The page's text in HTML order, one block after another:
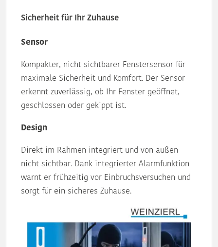
Sicherheit für Ihr Zuhause
Sensor
Kompakter, nicht sichtbarer Fenstersensor für
maximale Sicherheit und Komfort. Der Sensor
erkennt zuverlässig, ob Ihr Fenster geöffnet,
geschlossen oder gekippt ist.
Design
Direkt im Rahmen integriert und von außen
nicht sichtbar. Dank integrierter Alarmfunktion
warnt er frühzeitig vor Einbruchsversuchen und
sorgt für ein sicheres Zuhause.